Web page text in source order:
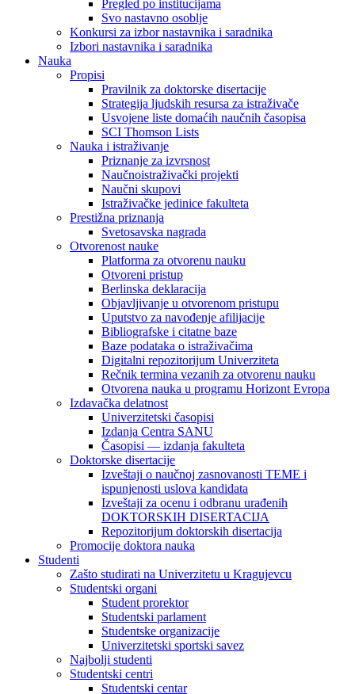
Pregled po institucijama
Svo nastavno osoblje
Konkursi za izbor nastavnika i saradnika
Izbori nastavnika i saradnika
Nauka
Propisi
Pravilnik za doktorske disertacije
Strategija ljudskih resursa za istraživače
Usvojene liste domaćih naučnih časopisa
SCI Thomson Lists
Nauka i istraživanje
Priznanje za izvrsnost
Naučnoistraživački projekti
Naučni skupovi
Istraživačke jedinice fakulteta
Prestižna priznanja
Svetosavska nagrada
Otvorenost nauke
Platforma za otvorenu nauku
Otvoreni pristup
Berlinska deklaracija
Objavljivanje u otvorenom pristupu
Uputstvo za navođenje afilijacije
Bibliografske i citatne baze
Baze podataka o istraživačima
Digitalni repozitorijum Univerziteta
Rečnik termina vezanih za otvorenu nauku
Otvorena nauka u programu Horizont Evropa
Izdavačka delatnost
Univerzitetski časopisi
Izdanja Centra SANU
Časopisi — izdanja fakulteta
Doktorske disertacije
Izveštaji o naučnoj zasnovanosti TEME i
ispunjenosti uslova kandidata
Izveštaji za ocenu i odbranu urađenih
DOKTORSKIH DISERTACIJA
Repozitorijum doktorskih disertacija
Promocije doktora nauka
Studenti
Zašto studirati na Univerzitetu u Kragujevcu
Studentski organi
Student prorektor
Studentski parlament
Studentske organizacije
Univerzitetski sportski savez
Najbolji studenti
Studentski centri
Studentski centar